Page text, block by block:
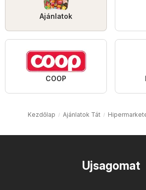
Ajánlatok
COOP
Kezdőlap Ajánlatok Tát
Ujsagomat